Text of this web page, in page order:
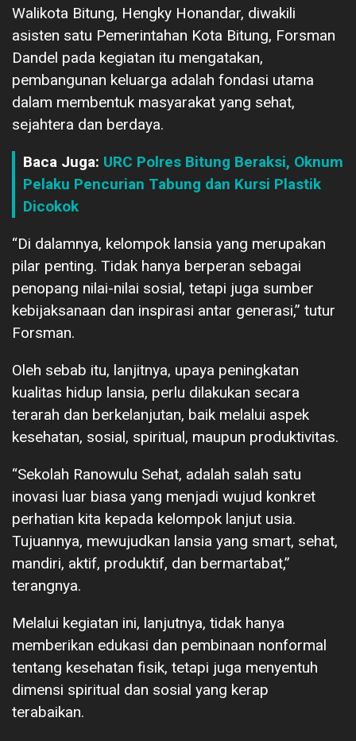
Walikota Bitung, Hengky Honandar, diwakili
asisten satu Pemerintahan Kota Bitung, Forsman
Dandel pada kegiatan itu mengatakan,
pembangunan keluarga adalah fondasi utama
dalam membentuk masyarakat yang sehat,
sejahtera dan berdaya.
Baca Juga: URC Polres Bitung Beraksi, Oknum
Pelaku Pencurian Tabung dan Kursi Plastik
Dicokok
“Di dalamnya, kelompok lansia yang merupakan
pilar penting. Tidak hanya berperan sebagai
penopang nilai-nilai sosial, tetapi juga sumber
kebijaksanaan dan inspirasi antar generasi,” tutur
Forsman.
Oleh sebab itu, lanjitnya, upaya peningkatan
kualitas hidup lansia, perlu dilakukan secara
terarah dan berkelanjutan, baik melalui aspek
kesehatan, sosial, spiritual, maupun produktivitas.
“Sekolah Ranowulu Sehat, adalah salah satu
inovasi luar biasa yang menjadi wujud konkret
perhatian kita kepada kelompok lanjut usia.
Tujuannya, mewujudkan lansia yang smart, sehat,
mandiri, aktif, produktif, dan bermartabat,”
terangnya.
Melalui kegiatan ini, lanjutnya, tidak hanya
memberikan edukasi dan pembinaan nonformal
tentang kesehatan fisik, tetapi juga menyentuh
dimensi spiritual dan sosial yang kerap
terabaikan.